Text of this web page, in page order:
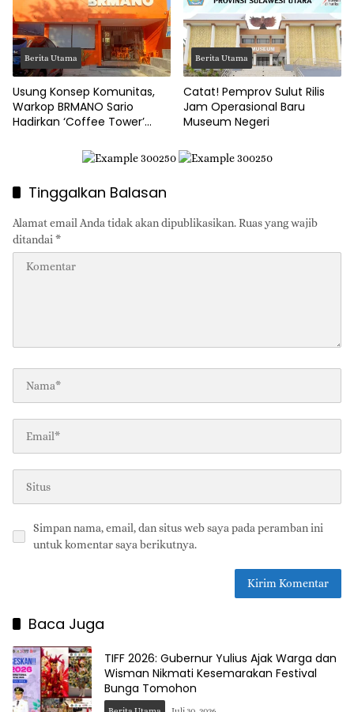
Berita Utama
Usung Konsep Komunitas,
Warkop BRMANO Sario
Hadirkan ‘Coffee Tower’
Berita Utama
Catat! Pemprov Sulut Rilis
Jam Operasional Baru
Museum Negeri
Tinggalkan Balasan
Alamat email Anda tidak akan dipublikasikan.Ruas yang wajib
ditandai*
Simpan nama, email, dan situs web saya pada peramban ini
untuk komentar saya berikutnya.
Baca Juga
TIFF 2026: Gubernur Yulius Ajak Warga dan
Wisman Nikmati Kesemarakan Festival
Bunga Tomohon